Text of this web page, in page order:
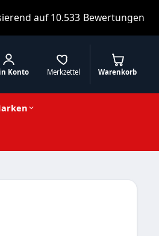
auf10.533 Bewertungen
Merkzettel
Konto Warenkorb